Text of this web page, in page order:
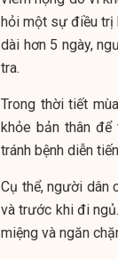
hỏi một sự điều trị
dài hơn 5 ngày,
tra.
Trong thời tiết
khỏe bản thân
tránh bệnh diễn
Cụ thể, người dân
và trước khi đi
miệng và ngăn